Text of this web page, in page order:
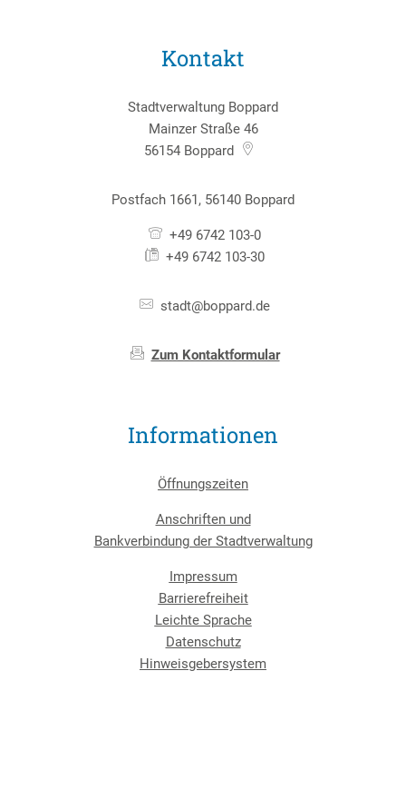
Kontakt
Stadtverwaltung Boppard
Mainzer Straße 46
56154 Boppard
Postfach 1661, 56140 Boppard
+49 6742 103-0
+49 6742 103-30
stadt@boppard.de
Zum Kontaktformular
Informationen
Öffnungszeiten
Anschriften und
Bankverbindung der Stadtverwaltung
Impressum
Barrierefreiheit
Leichte Sprache
Datenschutz
Hinweisgebersystem